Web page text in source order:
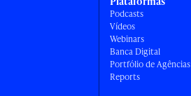
Podcasts
Vídeos
Webinars
Banca Digital
Portfólio de Agências
Reports